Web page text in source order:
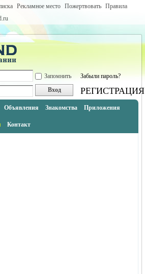
Рекламное место Пожертвовать Правила
Запомнить Забыли пароль?
Вход РЕГИСТРАЦИЯ
Объявления Знакомства Приложения
Контакт